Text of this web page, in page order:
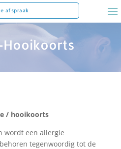
afspraak
/ hooikoorts
wordt een allergie
tegenwoordig tot de